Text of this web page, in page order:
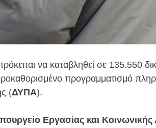
να καταβληθεί σε 135.550
προγραμματισμό
(ΔΥΠΑ).
Εργασίας και